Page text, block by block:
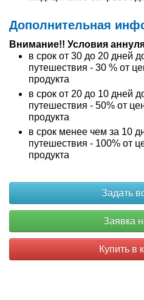
Дополнительная
Внимание!! Условия
в срок от 30 до 20 дней
путешествия - 30 % от
продукта
в срок от 20 до 10 дней
путешествия - 50% от
продукта
в срок менее чем за 10
путешествия - 100% от
продукта
Купить в